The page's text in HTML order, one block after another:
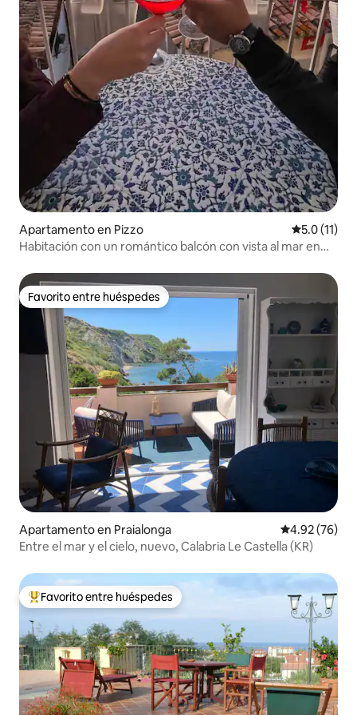
Apartamento en Pizzo Calificación
5.0 (11)
Habitación con un romántico balcón con vista al mar en
Favorito entre huéspedes
Favorito entre huéspedes
Apartamento en Praialonga Calificación
4.92 (76)
Entre el mar y el cielo, nuevo, Calabria Le Castella (KR)
Favorito entre huéspedes preferido
Favorito entre huéspedes